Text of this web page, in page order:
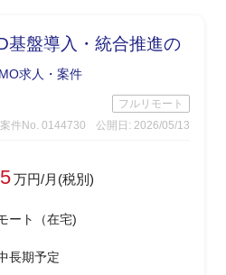
基盤導入・統合推進の
求人・案件
フルリモート
案件No. 0144730
公開日: 2026/05/13
万円/月(税別)
ート（在宅)
長期予定